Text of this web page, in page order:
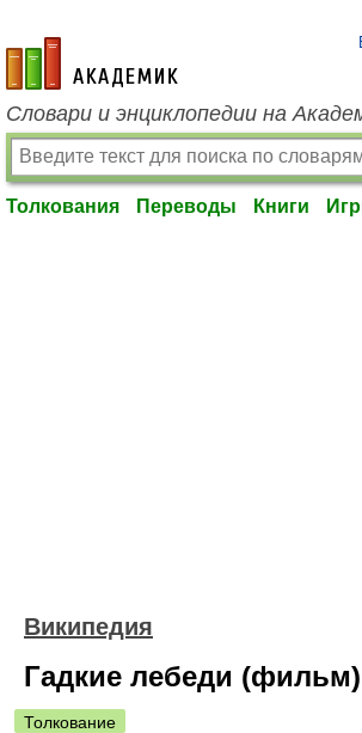
academic.ru
Словари и энциклопедии на
Толкования Переводы Книги
Википедия
Гадкие лебеди (фильм)
Толкование